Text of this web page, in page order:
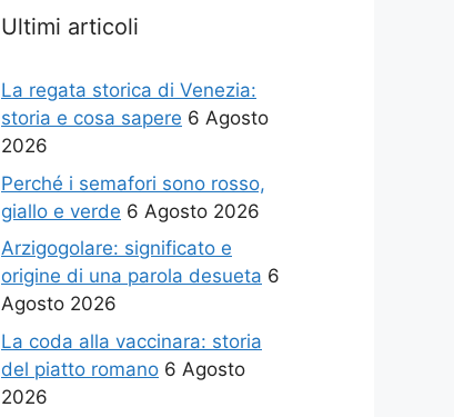
Ultimi articoli
La regata storica di Venezia:
storia e cosa sapere 6 Agosto
2026
Perché i semafori sono rosso,
giallo e verde 6 Agosto 2026
Arzigogolare: significato e
origine di una parola desueta 6
Agosto 2026
La coda alla vaccinara: storia
del piatto romano 6 Agosto
2026